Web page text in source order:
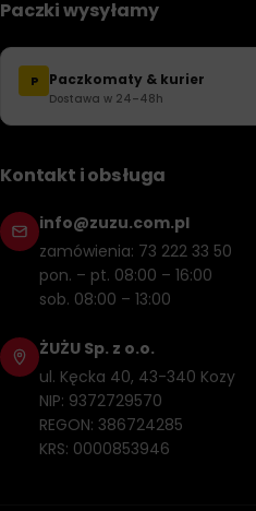
Paczki wysyłamy
P Paczkomaty & kurier
Dostawa w 24–48h
Kontakt i obsługa
info@zuzu.com.pl
zamówienia: 73 222 33 50
pon. – pt. 08:00 – 16:00
sob. 08:00 – 13:00
ŻUŻU Sp. z o.o.
ul. Kęcka 40, 43-340 Kozy
NIP: 9372729570
REGON: 386724285
KRS: 0000853946